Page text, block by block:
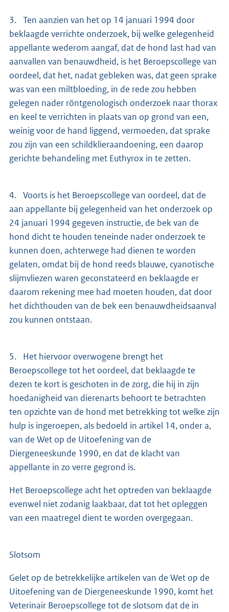
3. Ten aanzien van het op 14 januari 1994 door
beklaagde verrichte onderzoek, bij welke gelegenheid
appellante wederom aangaf, dat de hond last had van
aanvallen van benauwdheid, is het Beroepscollege van
oordeel, dat het, nadat gebleken was, dat geen sprake
was van een miltbloeding, in de rede zou hebben
gelegen nader röntgenologisch onderzoek naar thorax
en keel te verrichten in plaats van op grond van een,
weinig voor de hand liggend, vermoeden, dat sprake
zou zijn van een schildklieraandoening, een daarop
gerichte behandeling met Euthyrox in te zetten.
4. Voorts is het Beroepscollege van oordeel, dat de
aan appellante bij gelegenheid van het onderzoek op
24 januari 1994 gegeven instructie, de bek van de
hond dicht te houden teneinde nader onderzoek te
kunnen doen, achterwege had dienen te worden
gelaten, omdat bij de hond reeds blauwe, cyanotische
slijmvliezen waren geconstateerd en beklaagde er
daarom rekening mee had moeten houden, dat door
het dichthouden van de bek een benauwdheidsaanval
zou kunnen ontstaan.
5. Het hiervoor overwogene brengt het
Beroepscollege tot het oordeel, dat beklaagde te
dezen te kort is geschoten in de zorg, die hij in zijn
hoedanigheid van dierenarts behoort te betrachten
ten opzichte van de hond met betrekking tot welke zijn
hulp is ingeroepen, als bedoeld in artikel 14, onder a,
van de Wet op de Uitoefening van de
Diergeneeskunde 1990, en dat de klacht van
appellante in zo verre gegrond is.
Het Beroepscollege acht het optreden van beklaagde
evenwel niet zodanig laakbaar, dat tot het opleggen
van een maatregel dient te worden overgegaan.
Slotsom
Gelet op de betrekkelijke artikelen van de Wet op de
Uitoefening van de Diergeneeskunde 1990, komt het
Veterinair Beroepscollege tot de slotsom dat de in